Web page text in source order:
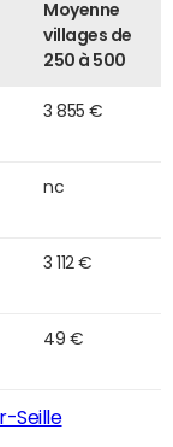
Moyenne
villages de
250 à 500
3 855 €
nc
3 112 €
49 €
Seille